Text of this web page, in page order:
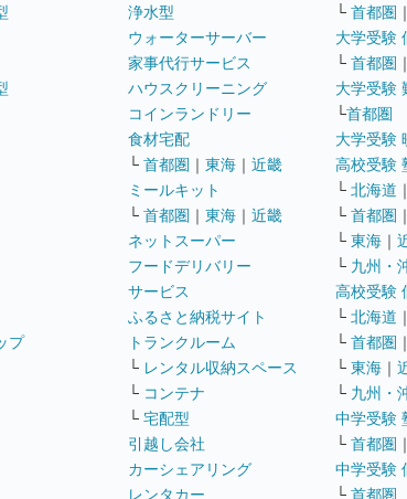
プ
浄水型
ウォーターサーバー
家事代行サービス
ハウスクリーニング
コインランドリー
食材宅配
└ 首都圏 ｜ 東海 ｜ 近畿
ミールキット
└ 首都圏 ｜ 東海 ｜ 近畿
ネットスーパー
フードデリバリー
サービス
ふるさと納税サイト
トランクルーム
└ レンタル収納スペース
└ コンテナ
└ 宅配型
引越し会社
カーシェアリング
レンタカー
└ 首都圏 ｜
大学受験
└ 首都圏 ｜
大学受験
└首都圏
大学受験
高校受験
└ 北海道 ｜
└ 首都圏 ｜
└ 東海 ｜
└ 九州・
高校受験
└ 北海道 ｜
└ 首都圏 ｜
└ 東海 ｜
└ 九州・
中学受験
└ 首都圏 ｜
中学受験
└ 首都圏